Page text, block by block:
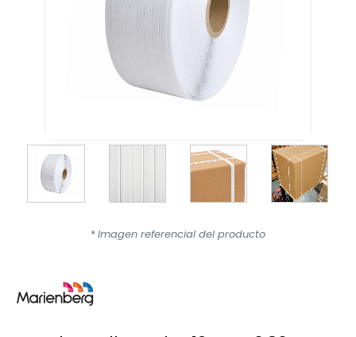
*Imagen referencial del producto